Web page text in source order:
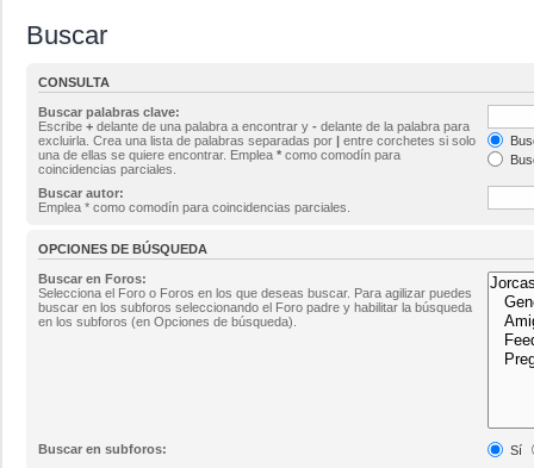
Buscar
CONSULTA
Buscar palabras clave:
Escribe + delante de una palabra a encontrar y - delante de la palabra para
excluirla. Crea una lista de palabras separadas por | entre corchetes si solo
una de ellas se quiere encontrar. Emplea * como comodín para
coincidencias parciales.
Buscar autor:
Emplea * como comodín para coincidencias parciales.
OPCIONES DE BÚSQUEDA
Buscar en Foros:
Selecciona el Foro o Foros en los que deseas buscar. Para agilizar puedes
buscar en los subforos seleccionando el Foro padre y habilitar la búsqueda
en los subforos (en Opciones de búsqueda).
Buscar en subforos:
Sí